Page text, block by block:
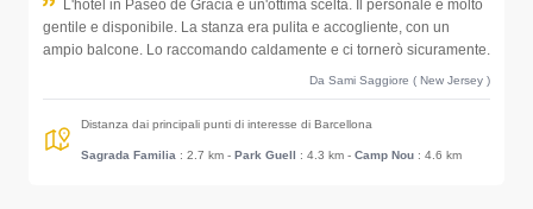
L'hotel in Paseo de Gracia è un'ottima scelta. Il personale è molto
gentile e disponibile. La stanza era pulita e accogliente, con un
ampio balcone. Lo raccomando caldamente e ci tornerò sicuramente.
Da Sami Saggiore ( New Jersey )
Distanza dai principali punti di interesse di Barcellona
Sagrada Familia : 2.7 km - Park Guell : 4.3 km - Camp Nou : 4.6 km